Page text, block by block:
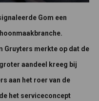
Gom een
Gruyters merkte op dat de
aandeel kreeg bij
aan het roer van de
het serviceconcept